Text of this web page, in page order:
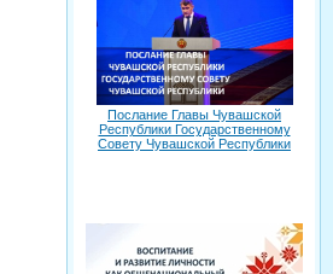
Послание Главы Чувашской
Республики Государственному
Совету Чувашской Республики